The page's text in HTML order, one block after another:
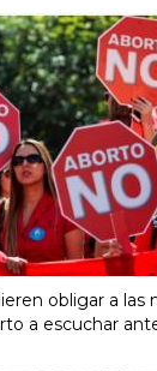
obligar a las
a escuchar